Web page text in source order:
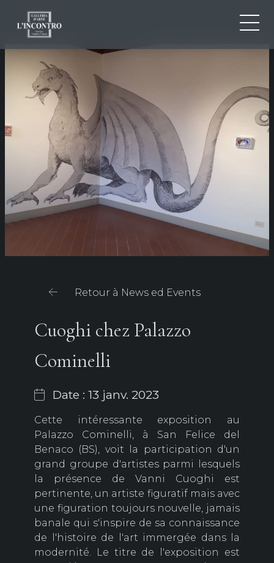
FR
QUI SOMMES-NOU
NEWS ED EVENTS
ARTISTES ET ŒUVRES
EXPOSITIONS
CONTACTS
Retour à News ed Events
Cuoghi chez Palazzo
Cominelli
Date : 13 janv. 2023
Cette intéressante exposition au
Palazzo Cominelli, à San Felice del
Benaco (BS), voit la participation d'un
grand groupe d'artistes parmi lesquels
la présence de Vanni Cuoghi est
pertinente, un artiste figuratif mais avec
une figuration toujours nouvelle, jamais
banale qui s'inspire de sa connaissance
de l'histoire de l'art immergée dans la
modernité.
Le titre de l'exposition est